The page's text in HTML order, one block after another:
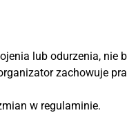
lub odurzenia,
zachowuje
w regulaminie.